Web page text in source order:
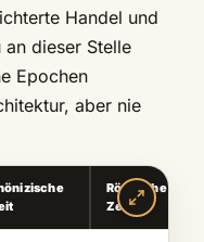
Handel und
an dieser Stelle
Epochen
aber nie
Römische
Zeit